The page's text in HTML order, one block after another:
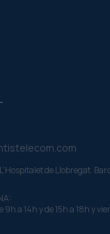
de Llobregat.
9h a 14h y de 15h a 18h y